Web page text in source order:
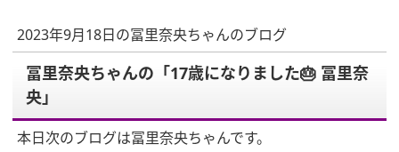
2023年9月18日の冨里奈央ちゃんのブログ
冨里奈央ちゃんの「17歳になりました🎂 冨里奈
央」
本日次のブログは冨里奈央ちゃんです。